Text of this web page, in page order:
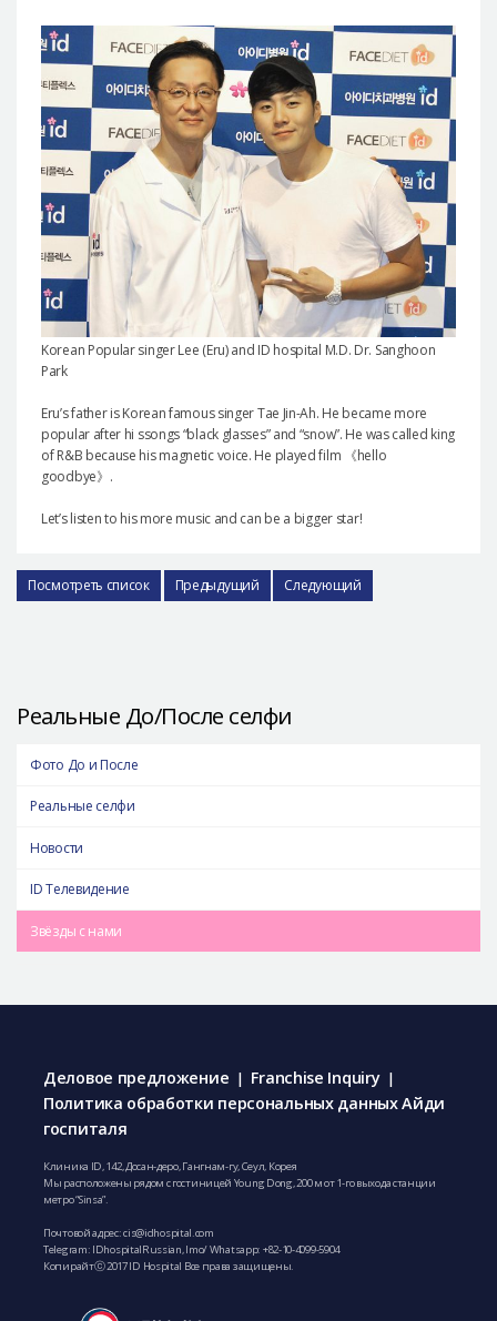
Korean Popular singer Lee (Eru) and ID hospital M.D. Dr. Sanghoon
Park
Eru’s father is Korean famous singer Tae Jin-Ah. He became more
popular after hi ssongs “black glasses” and “snow”. He was called king
of R&B because his magnetic voice. He played film 《hello
goodbye》.
Let’s listen to his more music and can be a bigger star!
Посмотреть список Предыдущий Следующий
Реальные До/После селфи
Фото До и После
Реальные селфи
Новости
ID Телевидение
Звёзды с нами
Деловое предложение | Franchise Inquiry |
Политика обработки персональных данных Айди
госпиталя
Клиника ID, 142, Досан-деро, Гангнам-гу, Сеул, Корея
Мы расположены рядом с гостиницей Young Dong, 200 м от 1-го выхода станции
метро “Sinsa”.
Почтовой адрес:cis@idhospital.com
Telegram: IDhospitalRussian, Imo/ Whatsapp: +82-10-4099-5904
Копирайтⓒ 2017 ID Hospital Все права защищены.